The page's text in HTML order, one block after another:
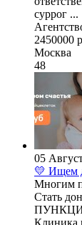
суррог ...
2450000
Москва
48
05
💛 Ищем
Многим
Стать
ПУНКЦИ